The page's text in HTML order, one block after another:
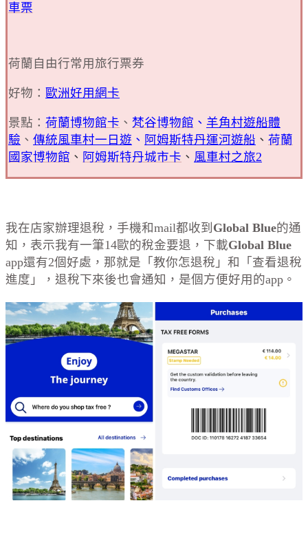
車票
荷蘭自由行常用旅行票券
好物： 歐洲好用網卡
景點： 荷蘭博物館卡 、 梵谷博物館 、 羊角村遊船體
驗 、 傳統風車村一日遊 、 阿姆斯特丹運河遊船 、 荷蘭
國家博物館 、 阿姆斯特丹城市卡 、 風車村之旅2
我在店家辦理退稅，手機和mail都收到 Global Blue的通
知，表示我有一筆14歐的稅金要退，下載Global Blue
app還有2個好處，那就是「教你怎退稅」和「查看退稅
進度」，退稅下來後也會通知，是個方便好用的app。